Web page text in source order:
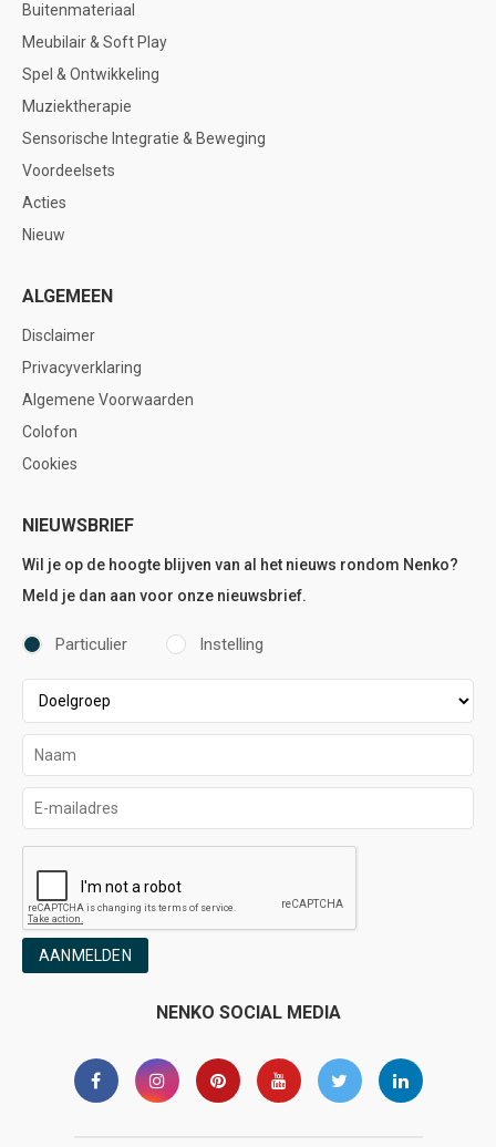
Buitenmateriaal
Meubilair & Soft Play
Spel & Ontwikkeling
Muziektherapie
Sensorische Integratie & Beweging
Voordeelsets
Acties
Nieuw
ALGEMEEN
Disclaimer
Privacyverklaring
Algemene Voorwaarden
Colofon
Cookies
NIEUWSBRIEF
Wil je op de hoogte blijven van al het nieuws rondom Nenko?
Meld je dan aan voor onze nieuwsbrief.
Particulier Instelling
AANMELDEN
NENKO SOCIAL MEDIA